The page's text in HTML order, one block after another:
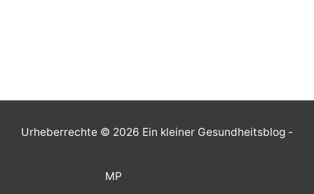
Urheberrechte © 2026 Ein kleiner Gesundheitsblog -
MP